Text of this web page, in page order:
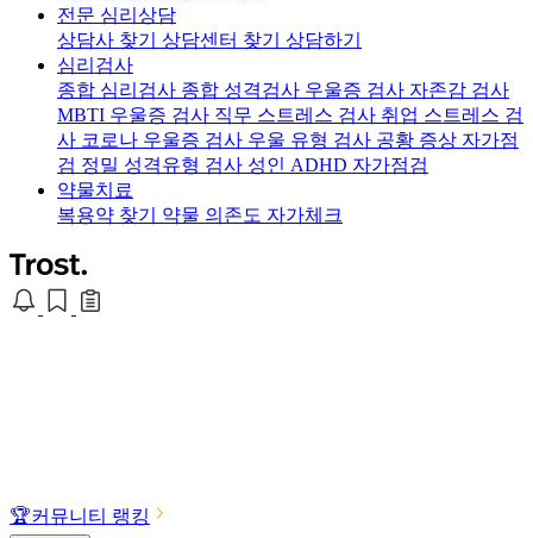
전문 심리상담
상담사 찾기 상담센터 찾기 상담하기
심리검사
종합 심리검사 종합 성격검사 우울증 검사 자존감 검사
MBTI 우울증 검사 직무 스트레스 검사 취업 스트레스 검
사 코로나 우울증 검사 우울 유형 검사 공황 증상 자가점
검 정밀 성격유형 검사 성인 ADHD 자가점검
약물치료
복용약 찾기 약물 의존도 자가체크
🏆커뮤니티 랭킹